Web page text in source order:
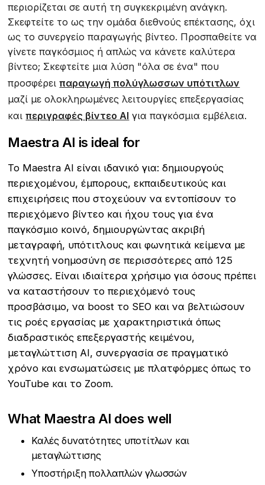
περιορίζεται σε αυτή τη συγκεκριμένη ανάγκη.
Σκεφτείτε το ως την ομάδα διεθνούς επέκτασης, όχι
ως το συνεργείο παραγωγής βίντεο. Προσπαθείτε να
γίνετε παγκόσμιος ή απλώς να κάνετε καλύτερα
βίντεο; Σκεφτείτε μια λύση "όλα σε ένα" που
προσφέρειπαραγωγή πολύγλωσσων υπότιτλων
μαζί με ολοκληρωμένες λειτουργίες επεξεργασίας
καιπεριγραφές βίντεο AI για παγκόσμια εμβέλεια.
Maestra AI is ideal for
Το Maestra AI είναι ιδανικό για: δημιουργούς
περιεχομένου, έμπορους, εκπαιδευτικούς και
επιχειρήσεις που στοχεύουν να εντοπίσουν το
περιεχόμενο βίντεο και ήχου τους για ένα
παγκόσμιο κοινό, δημιουργώντας ακριβή
μεταγραφή, υπότιτλους και φωνητικά κείμενα με
τεχνητή νοημοσύνη σε περισσότερες από 125
γλώσσες. Είναι ιδιαίτερα χρήσιμο για όσους πρέπει
να καταστήσουν το περιεχόμενό τους
προσβάσιμο, να boost το SEO και να βελτιώσουν
τις ροές εργασίας με χαρακτηριστικά όπως
διαδραστικός επεξεργαστής κειμένου,
μεταγλώττιση AI, συνεργασία σε πραγματικό
χρόνο και ενσωματώσεις με πλατφόρμες όπως το
YouTube και το Zoom.
What Maestra AI does well
Καλές δυνατότητες υποτίτλων και
μεταγλώττισης
Υποστήριξη πολλαπλών γλωσσών